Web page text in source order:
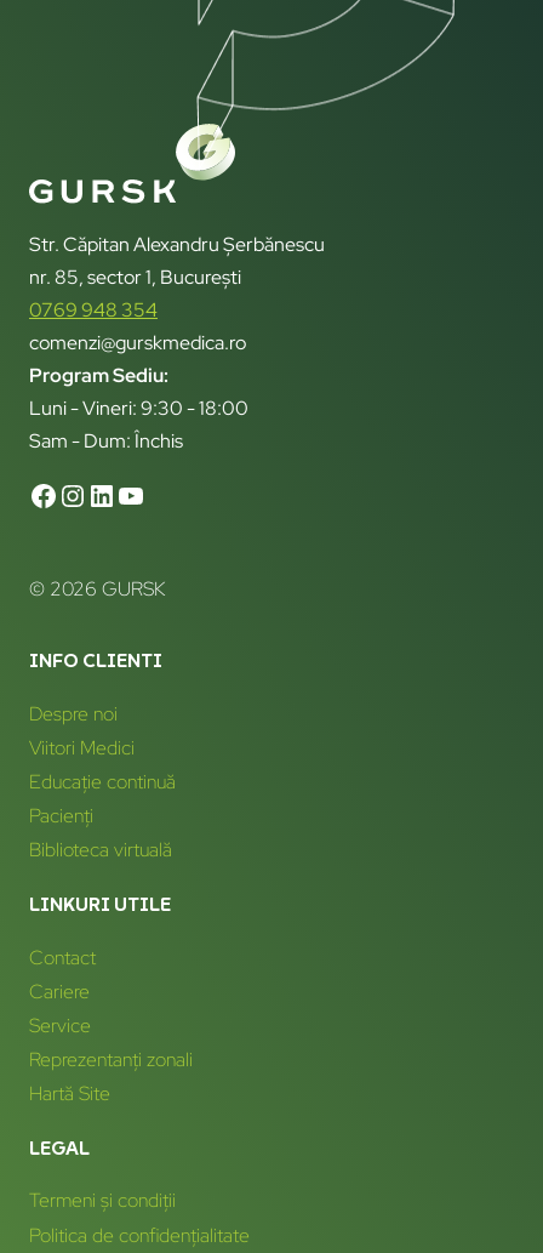
Str. Căpitan Alexandru Șerbănescu
nr. 85, sector 1, București
0769 948 354
comenzi@gurskmedica.ro
Program Sediu:
Luni - Vineri: 9:30 - 18:00
Sam - Dum: Închis
© 2026 GURSK
INFO CLIENTI
Despre noi
Viitori Medici
Educație continuă
Pacienți
Biblioteca virtuală
LINKURI UTILE
Contact
Cariere
Service
Reprezentanți zonali
Hartă Site
LEGAL
Termeni și condiții
Politica de confidențialitate